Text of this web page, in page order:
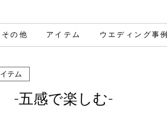
その他 アイテム ウエディング事
テム
-五感で楽しむ-